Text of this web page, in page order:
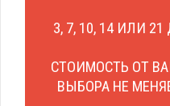
3, 7, 10, 14 ИЛИ
СТОИМОСТЬ ОТ
ВЫБОРА НЕ